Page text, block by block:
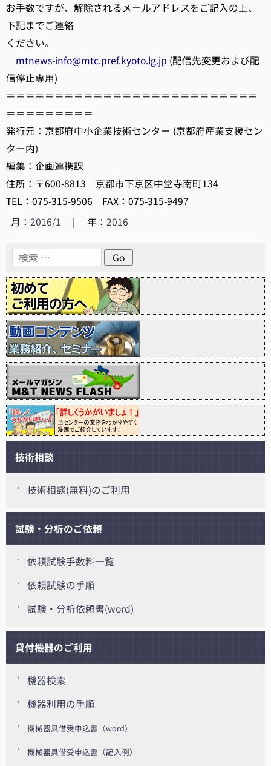
お手数ですが、解除されるメールアドレスをご記入の上、
下記までご連絡
ください。
mtnews-info@mtc.pref.kyoto.lg.jp (配信先変更および配
信停止専用)
＝＝＝＝＝＝＝＝＝＝＝＝＝＝＝＝＝＝＝＝＝＝＝＝＝＝
＝＝＝＝＝＝＝＝＝
発行元：京都府中小企業技術センター (京都府産業支援セン
ター内)
編集：企画連携課
住所：〒600-8813 京都市下京区中堂寺南町134
TEL：075-315-9506 FAX：075-315-9497
月： 2016/1 | 年：2016
技術相談
技術相談(無料)のご利用
試験・分析のご依頼
依頼試験手数料一覧
依頼試験の手順
試験・分析依頼書(word)
貸付機器のご利用
機器検索
機器利用の手順
機械器具借受申込書（word）
機械器具借受申込書（記入例）